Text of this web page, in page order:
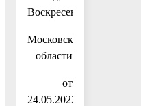
Воскресенск
Московской
области
от
24.05.2022